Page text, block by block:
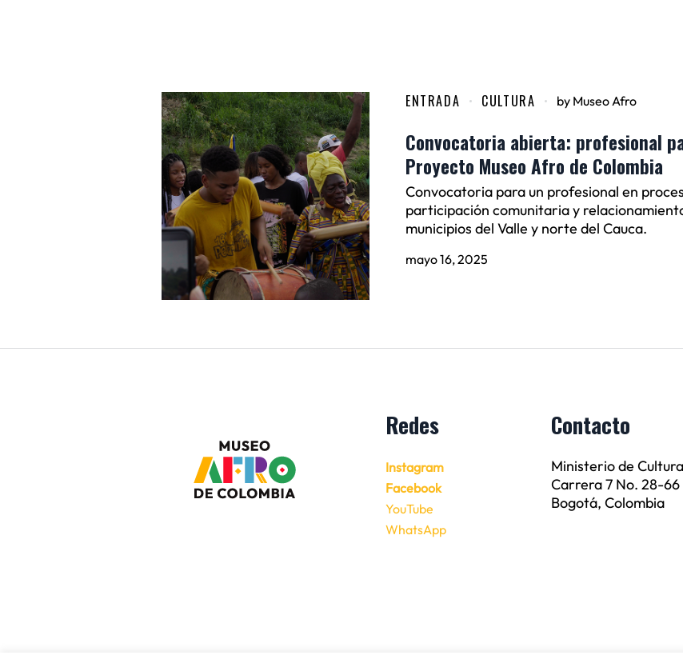
ENTRADA CULTURA by Museo Afro
Convocatoria abierta: profesional
Proyecto Museo Afro de Colombia
Convocatoria para un profesional en
participación comunitaria y
municipios del Valle y norte del Cauca.
mayo 16, 2025
Redes
Instagram
Facebook
YouTube
WhatsApp
Contacto
Ministerio de Cultura
Carrera 7 No. 28-66
Bogotá, Colombia